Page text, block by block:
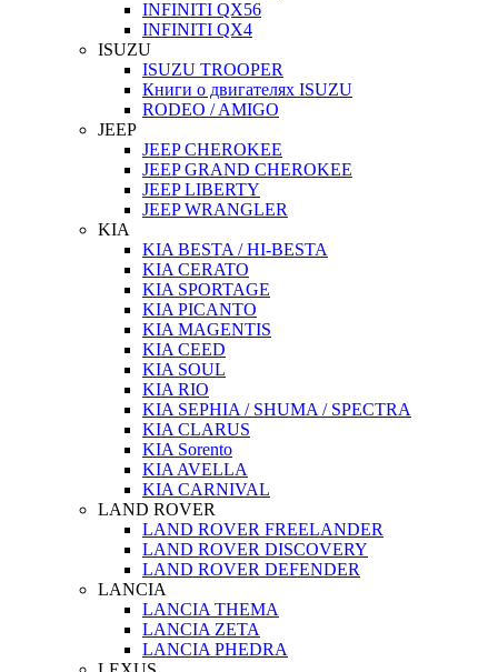
INFINITI QX56
INFINITI QX4
ISUZU
ISUZU TROOPER
Книги о двигателях ISUZU
RODEO / AMIGO
JEEP
JEEP CHEROKEE
JEEP GRAND CHEROKEE
JEEP LIBERTY
JEEP WRANGLER
KIA
KIA BESTA / HI-BESTA
KIA CERATO
KIA SPORTAGE
KIA PICANTO
KIA MAGENTIS
KIA CEED
KIA SOUL
KIA RIO
KIA SEPHIA / SHUMA / SPECTRA
KIA CLARUS
KIA Sorento
KIA AVELLA
KIA CARNIVAL
LAND ROVER
LAND ROVER FREELANDER
LAND ROVER DISCOVERY
LAND ROVER DEFENDER
LANCIA
LANCIA THEMA
LANCIA ZETA
LANCIA PHEDRA